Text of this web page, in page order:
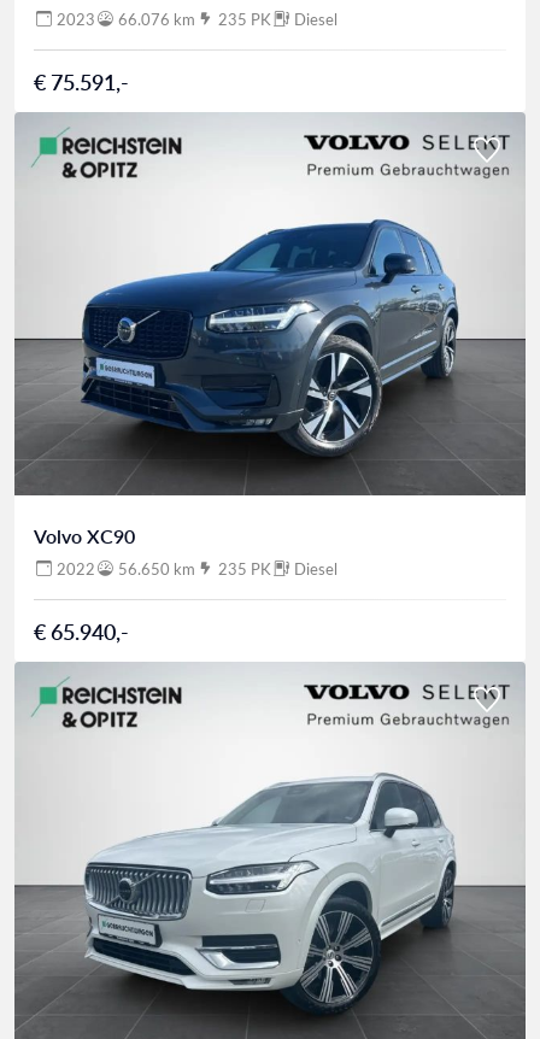
2023 66.076 km 235 PK Diesel
€ 75.591,-
Volvo XC90
2022 56.650 km 235 PK Diesel
€ 65.940,-